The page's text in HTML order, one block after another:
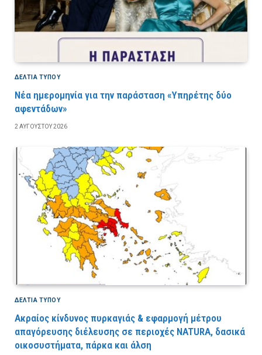
ΔΕΛΤΙΑ ΤΥΠΟΥ
Νέα ημερομηνία για την παράσταση «Υπηρέτης δύο
αφεντάδων»
2 ΑΥΓΟΎΣΤΟΥ 2026
ΔΕΛΤΙΑ ΤΥΠΟΥ
Ακραίος κίνδυνος πυρκαγιάς & εφαρμογή μέτρου
απαγόρευσης διέλευσης σε περιοχές NATURA, δασικά
οικοσυστήματα, πάρκα και άλση